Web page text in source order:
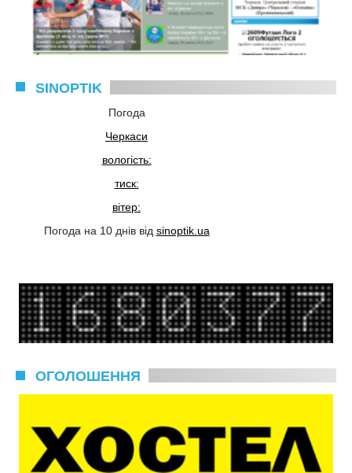
SINOPTIK
Погода
Черкаси
вологість:
тиск:
вітер:
Погода на 10 днів від sinoptik.ua
ОГОЛОШЕННЯ